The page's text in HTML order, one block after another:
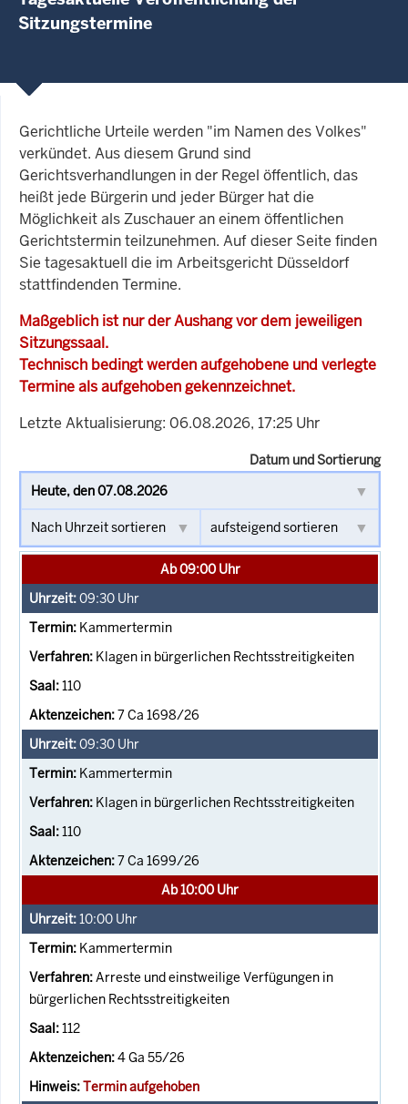
Sitzungstermine
Gerichtliche Urteile werden "im Namen des Volkes"
verkündet. Aus diesem Grund sind
Gerichtsverhandlungen in der Regel öffentlich, das
heißt jede Bürgerin und jeder Bürger hat die
Möglichkeit als Zuschauer an einem öffentlichen
Gerichtstermin teilzunehmen. Auf dieser Seite finden
Sie tagesaktuell die im Arbeitsgericht Düsseldorf
stattfindenden Termine.
Maßgeblich ist nur der Aushang vor dem jeweiligen
Sitzungssaal.
Technisch bedingt werden aufgehobene und verlegte
Termine als aufgehoben gekennzeichnet.
Letzte Aktualisierung: 06.08.2026, 17:25 Uhr
Datum und Sortierung
Ab 09:00 Uhr
09:30 Uhr
Kammertermin
Klagen in bürgerlichen Rechtsstreitigkeiten
110
7 Ca 1698/26
09:30 Uhr
Kammertermin
Klagen in bürgerlichen Rechtsstreitigkeiten
110
7 Ca 1699/26
Ab 10:00 Uhr
10:00 Uhr
Kammertermin
Arreste und einstweilige Verfügungen in
bürgerlichen Rechtsstreitigkeiten
112
4 Ga 55/26
Termin aufgehoben